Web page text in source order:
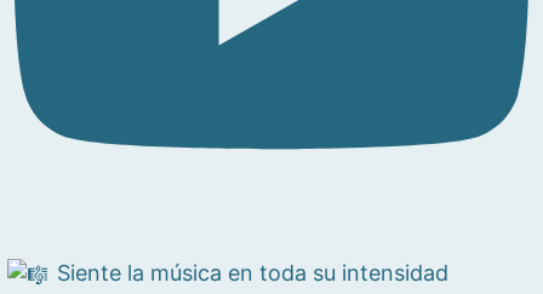
Siente la música en toda su intensidad